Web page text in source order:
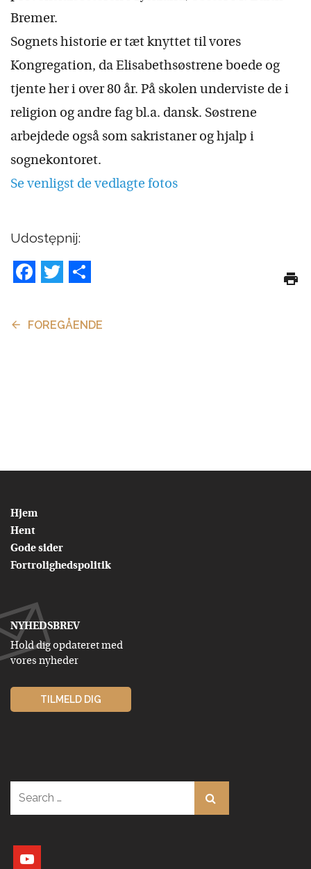
Bremer.
Sognets historie er tæt knyttet til vores
Kongregation, da Elisabethsøstrene boede og
tjente her i over 80 år. På skolen underviste de i
religion og andre fag bl.a. dansk. Søstrene
arbejdede også som sakristaner og hjalp i
sognekontoret.
Se venligst de vedlagte fotos
Udostępnij:
Facebook
Twitter
FOREGÅENDE
Hjem
Hent
Gode sider
Fortrolighedspolitik
NYHEDSBREV
Hold dig opdateret med
vores nyheder
TILMELD DIG
youtube